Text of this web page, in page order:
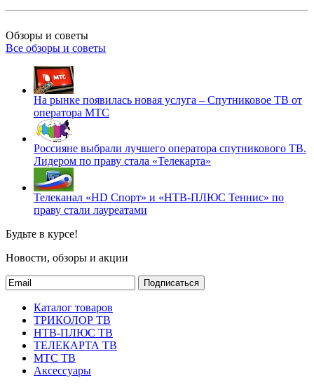
Обзоры и советы
Все обзоры и советы
На рынке появилась новая услуга – Спутниковое ТВ от
оператора МТС
Россияне выбрали лучшего оператора спутникового ТВ.
Лидером по праву стала «Телекарта»
Телеканал «HD Спорт» и «НТВ-ПЛЮС Теннис» по
праву стали лауреатами
Будьте в курсе!
Новости, обзоры и акции
Подписаться
Каталог товаров
ТРИКОЛОР ТВ
НТВ-ПЛЮС ТВ
ТЕЛЕКАРТА ТВ
МТС ТВ
Аксессуары